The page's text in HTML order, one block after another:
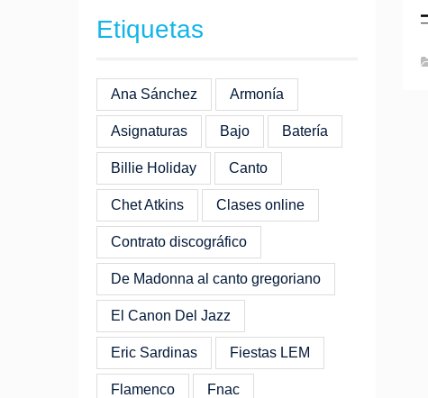
Etiquetas
Ana Sánchez Armonía
Asignaturas Bajo Batería
Billie Holiday Canto
Chet Atkins Clases online
Contrato discográfico
De Madonna al canto gregoriano
El Canon Del Jazz
Eric Sardinas Fiestas LEM
Flamenco Fnac